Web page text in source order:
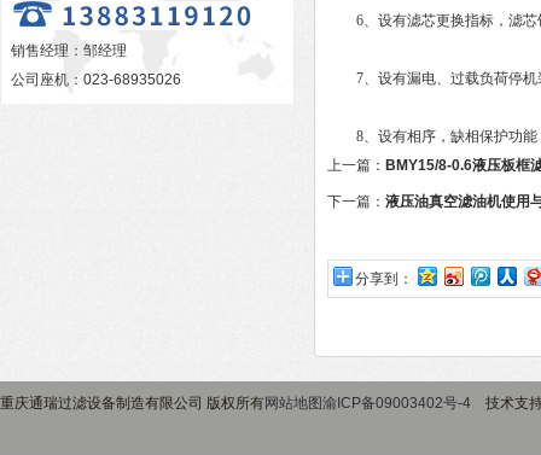
销售经理：邹经理
公司座机：023-68935026
6、设有滤芯更换指标，滤芯
7、设有漏电、过载负荷停机
8、设有相序，缺相保护功能
上一篇： BMY15/8-0.6液压板框
下一篇： 液压油真空滤油机使用
分享到：
重庆通瑞过滤设备制造有限公司 版权所有网站地图渝ICP备09003402号-4 技术支